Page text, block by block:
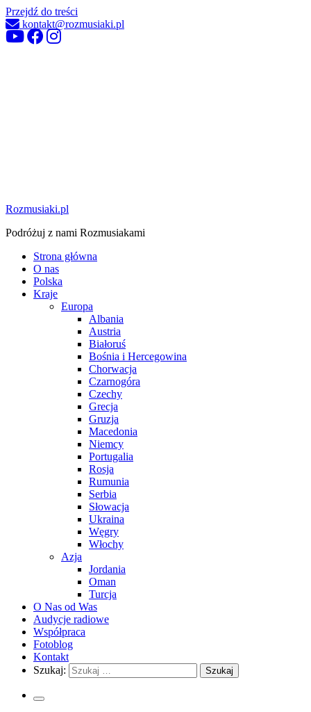
Przejdź do treści
kontakt@rozmusiaki.pl
Rozmusiaki.pl
Podróżuj z nami Rozmusiakami
Strona główna
O nas
Polska
Kraje
Europa
Albania
Austria
Białoruś
Bośnia i Hercegowina
Chorwacja
Czarnogóra
Czechy
Grecja
Gruzja
Macedonia
Niemcy
Portugalia
Rosja
Rumunia
Serbia
Słowacja
Ukraina
Węgry
Włochy
Azja
Jordania
Oman
Turcja
O Nas od Was
Audycje radiowe
Współpraca
Fotoblog
Kontakt
Szukaj: